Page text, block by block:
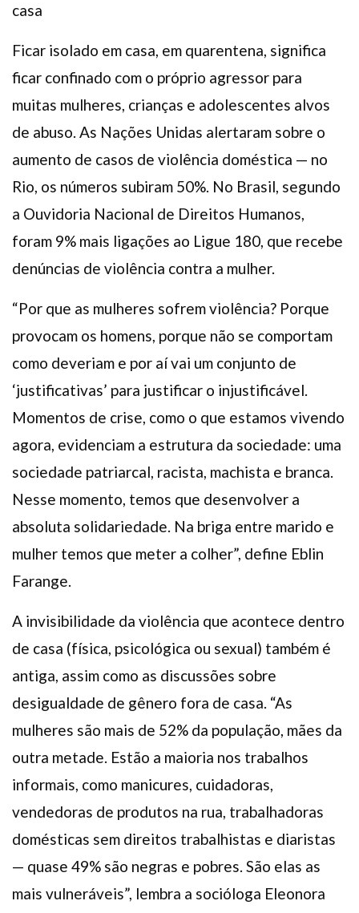
casa
Ficar isolado em casa, em quarentena, significa
ficar confinado com o próprio agressor para
muitas mulheres, crianças e adolescentes alvos
de abuso. As Nações Unidas alertaram sobre o
aumento de casos de violência doméstica — no
Rio, os números subiram 50%. No Brasil, segundo
a Ouvidoria Nacional de Direitos Humanos,
foram 9% mais ligações ao Ligue 180, que recebe
denúncias de violência contra a mulher.
“Por que as mulheres sofrem violência? Porque
provocam os homens, porque não se comportam
como deveriam e por aí vai um conjunto de
‘justificativas’ para justificar o injustificável.
Momentos de crise, como o que estamos vivendo
agora, evidenciam a estrutura da sociedade: uma
sociedade patriarcal, racista, machista e branca.
Nesse momento, temos que desenvolver a
absoluta solidariedade. Na briga entre marido e
mulher temos que meter a colher”, define Eblin
Farange.
A invisibilidade da violência que acontece dentro
de casa (física, psicológica ou sexual) também é
antiga, assim como as discussões sobre
desigualdade de gênero fora de casa. “As
mulheres são mais de 52% da população, mães da
outra metade. Estão a maioria nos trabalhos
informais, como manicures, cuidadoras,
vendedoras de produtos na rua, trabalhadoras
domésticas sem direitos trabalhistas e diaristas
— quase 49% são negras e pobres. São elas as
mais vulneráveis”, lembra a socióloga Eleonora